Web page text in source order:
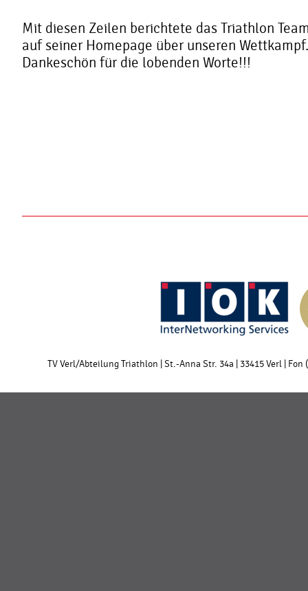
Mit diesen Zeilen berichtete das Triathlon
auf seiner Homepage über unseren
Dankeschön für die lobenden Worte!!!
TV Verl/Abteilung Triathlon | St.-Anna Str. 34a | 33415 Verl | Fon